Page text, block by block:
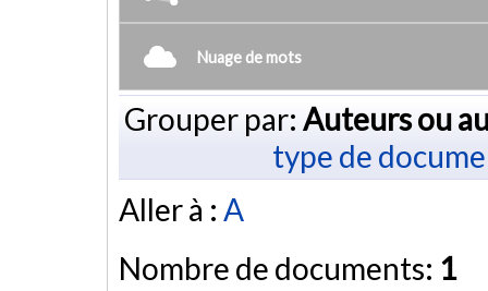
Nuage de mots
Grouper par: Auteurs ou
type de
Aller à : A
Nombre de documents: 1